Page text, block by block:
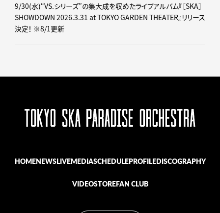
9/30(水)“VS.シリーズ”の集大成を収めたライブアルバム『［SKA］
SHOWDOWN 2026.3.31 at TOKYO GARDEN THEATER』リリース
決定！ ※8/1更新
HOMENEWSLIVEMEDIASCHEDULEPROFILEDISCOGRAPHY
VIDEOSTOREFAN CLUB